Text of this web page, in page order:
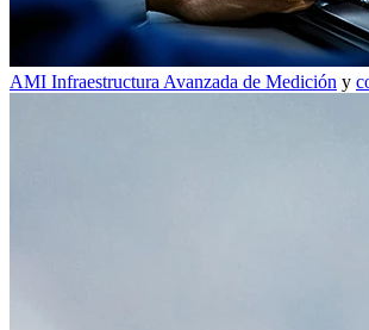
AMI Infraestructura Avanzada de Medición y